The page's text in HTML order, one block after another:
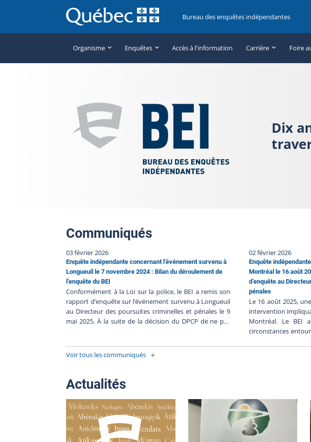
Bureau des enquêtes indépendantes
Organisme Enquêtes Accès à l'information Carrière Foire
Dix
Communiqués
03 février 2026
Enquête indépendante concernant l’événement survenu à
Longueuil le 7 novembre 2024 : Bilan du déroulement de
l’enquête du BEI
Conformément à la Loi sur la police, le BEI a remis son
rapport d’enquête sur l’événement survenu à Longueuil
au Directeur des poursuites criminelles et pénales le 9
mai 2025. À la suite de la décision du DPCP de ne pas
241107-001. Résumé de l’événement Le 7 novembre
2024, une personne a été blessée lors d'une
l'agglomération de Longueuil (SPAL). La trame factuelle
de cet événement est relatée dans le communiqué du
Directeur des poursuites criminelles et pénales.
L’enquête indépendante Heure de l’événement : 16 h
23, le 7 novembre 2024Heure du signalement au BEI : 17
h 23, le 7 novembre 2024Déclenchement de l’enquête :
17 h 30, le 7 novembre 2024 Le BEI a déployé cinq
02 février 2026
Enquête
Montréal le 16 août
d’enquête au
pénales
Le 16 août 2025,
intervention
Montréal. Le BEI
circonstances
lumière du droit
par le BEI contient
l’enquête. On y
des personnes
matérielle recueillie
Voir tous les communiqués
Actualités